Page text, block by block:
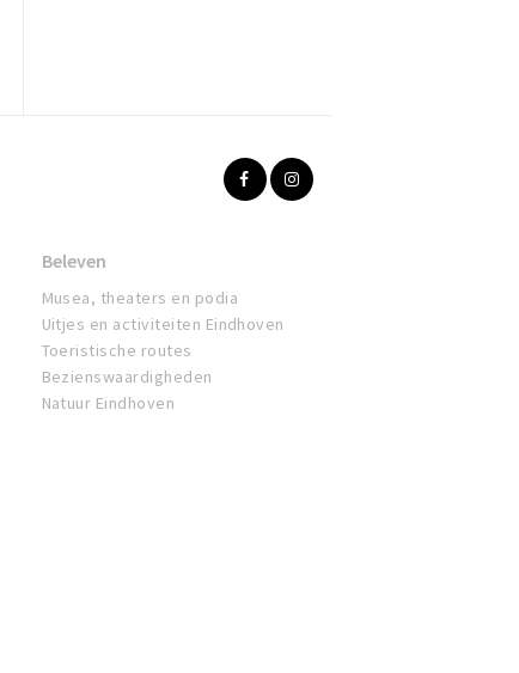
Beleven
Musea, theaters en podia
Uitjes en activiteiten Eindhoven
Toeristische routes
Bezienswaardigheden
Natuur Eindhoven